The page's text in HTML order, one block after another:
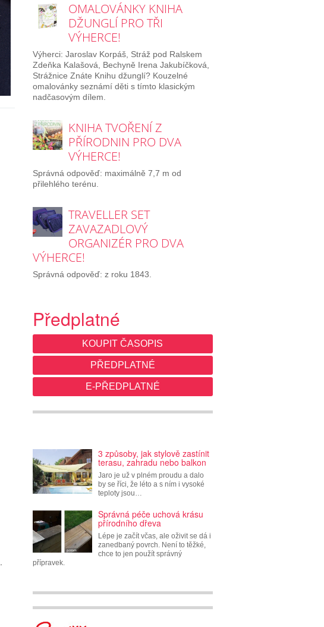
OMALOVÁNKY KNIHA
DŽUNGLÍ PRO TŘI
VÝHERCE!
Výherci: Jaroslav Korpáš, Stráž pod Ralskem
Zdeňka Kalašová, Bechyně Irena Jakubíčková,
Strážnice Znáte Knihu džunglí? Kouzelné
omalovánky seznámí děti s tímto klasickým
nadčasovým dílem.
KNIHA TVOŘENÍ Z
PŘÍRODNIN PRO DVA
VÝHERCE!
Správná odpověď: maximálně 7,7 m od
přilehlého terénu.
TRAVELLER SET
ZAVAZADLOVÝ
ORGANIZÉR PRO DVA
VÝHERCE!
Správná odpověď: z roku 1843.
Předplatné
KOUPIT ČASOPIS
PŘEDPLATNÉ
E-PŘEDPLATNÉ
3 způsoby, jak stylově zastínit
terasu, zahradu nebo balkon
Jaro je už v plném proudu a dalo
by se říci, že léto a s ním i vysoké
teploty jsou…
Správná péče uchová krásu
přírodního dřeva
Lépe je začít včas, ale oživit se dá i
zanedbaný povrch. Není to těžké,
chce to jen použít správný
přípravek.